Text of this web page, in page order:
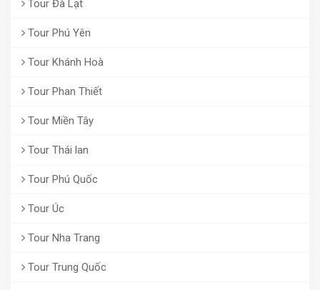
Tour Đà Lạt
Tour Phú Yên
Tour Khánh Hoà
Tour Phan Thiết
Tour Miền Tây
Tour Thái lan
Tour Phú Quốc
Tour Úc
Tour Nha Trang
Tour Trung Quốc